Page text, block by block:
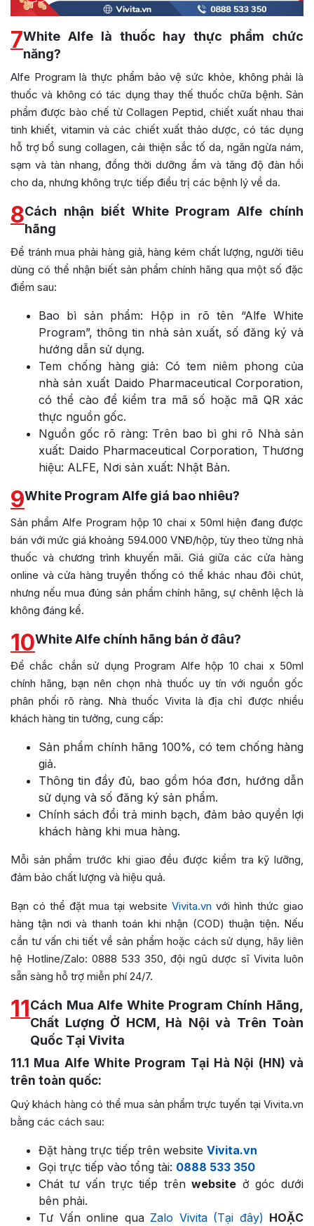
7White Alfe là thuốc hay thực phẩm chức
năng?
Alfe Program là thực phẩm bảo vệ sức khỏe, không phải là
thuốc và không có tác dụng thay thế thuốc chữa bệnh. Sản
phẩm được bào chế từ Collagen Peptid, chiết xuất nhau thai
tinh khiết, vitamin và các chiết xuất thảo dược, có tác dụng
hỗ trợ bổ sung collagen, cải thiện sắc tố da, ngăn ngừa nám,
sạm và tàn nhang, đồng thời dưỡng ẩm và tăng độ đàn hồi
cho da, nhưng không trực tiếp điều trị các bệnh lý về da.
8Cách nhận biết White Program Alfe chính
hãng
Để tránh mua phải hàng giả, hàng kém chất lượng, người tiêu
dùng có thể nhận biết sản phẩm chính hãng qua một số đặc
điểm sau:
Bao bì sản phẩm: Hộp in rõ tên “Alfe White
Program”, thông tin nhà sản xuất, số đăng ký và
hướng dẫn sử dụng.
Tem chống hàng giả: Có tem niêm phong của
nhà sản xuất Daido Pharmaceutical Corporation,
có thể cào để kiểm tra mã số hoặc mã QR xác
thực nguồn gốc.
Nguồn gốc rõ ràng: Trên bao bì ghi rõ Nhà sản
xuất: Daido Pharmaceutical Corporation, Thương
hiệu: ALFE, Nơi sản xuất: Nhật Bản.
9White Program Alfe giá bao nhiêu?
Sản phẩm Alfe Program hộp 10 chai x 50ml hiện đang được
bán với mức giá khoảng 594.000 VNĐ/hộp, tùy theo từng nhà
thuốc và chương trình khuyến mãi. Giá giữa các cửa hàng
online và cửa hàng truyền thống có thể khác nhau đôi chút,
nhưng nếu mua đúng sản phẩm chính hãng, sự chênh lệch là
không đáng kể.
10White Alfe chính hãng bán ở đâu?
Để chắc chắn sử dụng Program Alfe hộp 10 chai x 50ml
chính hãng, bạn nên chọn nhà thuốc uy tín với nguồn gốc
phân phối rõ ràng. Nhà thuốc Vivita là địa chỉ được nhiều
khách hàng tin tưởng, cung cấp:
Sản phẩm chính hãng 100%, có tem chống hàng
giả.
Thông tin đầy đủ, bao gồm hóa đơn, hướng dẫn
sử dụng và số đăng ký sản phẩm.
Chính sách đổi trả minh bạch, đảm bảo quyền lợi
khách hàng khi mua hàng.
Mỗi sản phẩm trước khi giao đều được kiểm tra kỹ lưỡng,
đảm bảo chất lượng và hiệu quả.
Bạn có thể đặt mua tại website Vivita.vn với hình thức giao
hàng tận nơi và thanh toán khi nhận (COD) thuận tiện. Nếu
cần tư vấn chi tiết về sản phẩm hoặc cách sử dụng, hãy liên
hệ Hotline/Zalo: 0888 533 350, đội ngũ dược sĩ Vivita luôn
sẵn sàng hỗ trợ miễn phí 24/7.
11Cách Mua Alfe White Program Chính Hãng,
Chất Lượng Ở HCM, Hà Nội và Trên Toàn
Quốc Tại Vivita
11.1
Mua Alfe White Program Tại Hà Nội (HN) và
trên toàn quốc:
Quý khách hàng có thể mua sản phẩm trực tuyến tại Vivita.vn
bằng các cách sau:
Đặt hàng trực tiếp trên website Vivita.vn
Gọi trực tiếp vào tổng tài: 0888 533 350
Chát tư vấn trực tiếp trênwebsite ở góc dưới
bên phải.
Tư Vấn online quaZalo Vivita (Tại đây) HOẶC